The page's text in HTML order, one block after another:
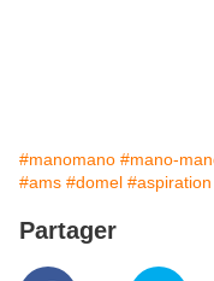
#manomano #mano-
#ams #domel
Partager